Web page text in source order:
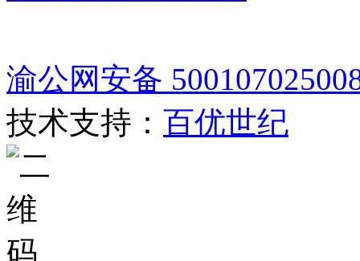
渝公网安备
技术支持： 百优世纪